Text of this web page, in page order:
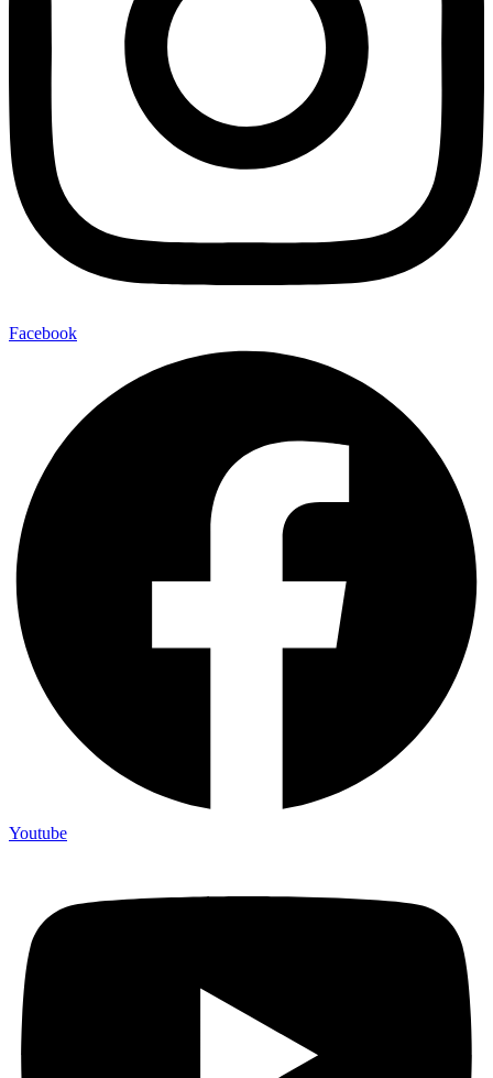
Facebook
Youtube